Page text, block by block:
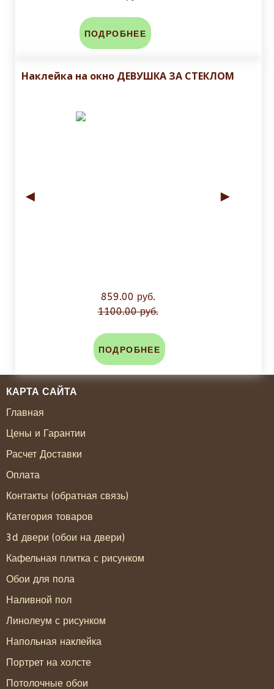
ПОДРОБНЕЕ
Наклейка на окно ДЕВУШКА ЗА СТЕКЛОМ
◄ ►
859.00 руб.
1100.00 руб.
ПОДРОБНЕЕ
КАРТА САЙТА
Главная
Цены и Гарантии
Расчет Доставки
Оплата
Контакты (обратная связь)
Категория товаров
3d двери (обои на двери)
Кафельная плитка с рисунком
Обои для пола
Наливной пол
Линолеум с рисунком
Напольная наклейка
Портрет на холсте
Потолочные обои